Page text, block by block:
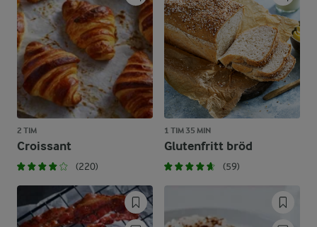
2 TIM
Croissant
(220)
1 TIM 35 MIN
Glutenfritt bröd
(59)